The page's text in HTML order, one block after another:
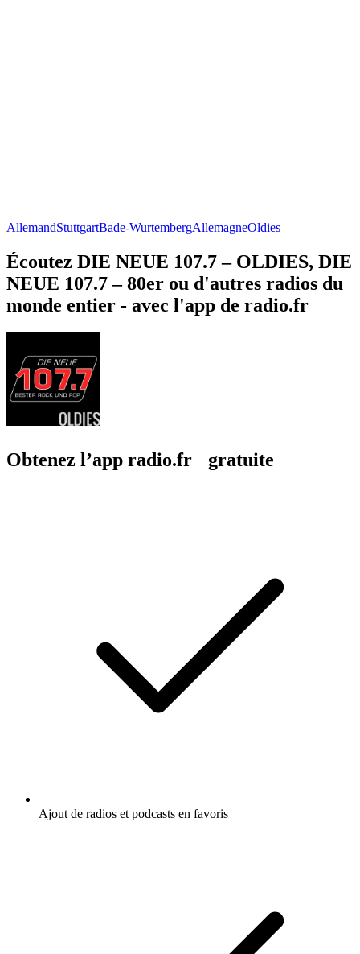
AllemandStuttgartBade-WurtembergAllemagneOldies
Écoutez DIE NEUE 107.7 – OLDIES, DIE
NEUE 107.7 – 80er ou d'autres radios du
monde entier - avec l'app de radio.fr
Obtenez l’app radio.fr gratuite
Ajout de radios et podcasts en favoris